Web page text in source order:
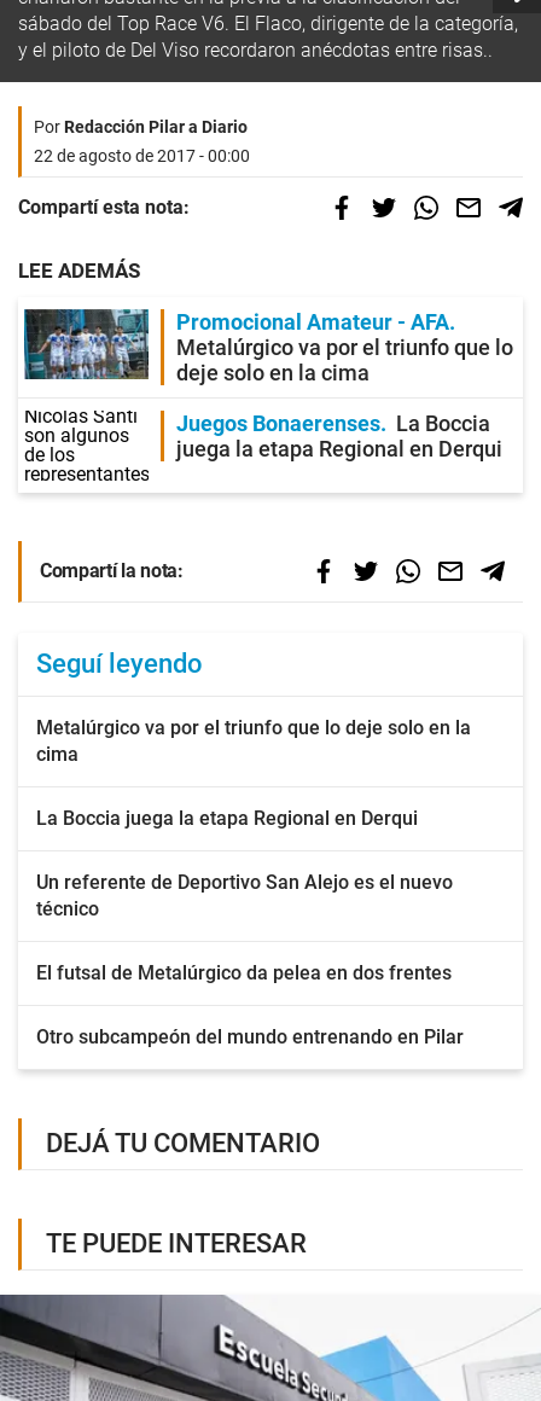
sábado del Top Race V6. El Flaco, dirigente de la categoría,
y el piloto de Del Viso recordaron anécdotas entre risas..
PorRedacción Pilar a Diario
22 de agosto de 2017 - 00:00
Compartí esta nota:
LEE ADEMÁS
Promocional Amateur - AFA
Metalúrgico va por el triunfo que lo
deje solo en la cima
Juegos Bonaerenses
La Boccia
juega la etapa Regional en Derqui
Compartí la nota:
Seguí leyendo
Metalúrgico va por el triunfo que lo deje solo en la
cima
La Boccia juega la etapa Regional en Derqui
Un referente de Deportivo San Alejo es el nuevo
técnico
El futsal de Metalúrgico da pelea en dos frentes
Otro subcampeón del mundo entrenando en Pilar
DEJÁ TU COMENTARIO
TE PUEDE INTERESAR